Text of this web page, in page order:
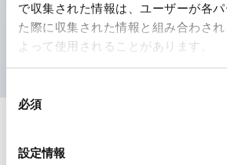
で収集された情報は、ユーザーが各
た際に収集された情報と組み合わさ
よって使用されることがあります。
必須
設定情報
を表現できるようにしました。
UL、CSA、TÜV、CCC認証品。
ドキュメントとファイル